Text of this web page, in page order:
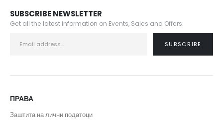
SUBSCRIBE NEWSLETTER
Get all the latest information on Events, Sales and Offers.
ПРАВА
Заштита на лични податоци